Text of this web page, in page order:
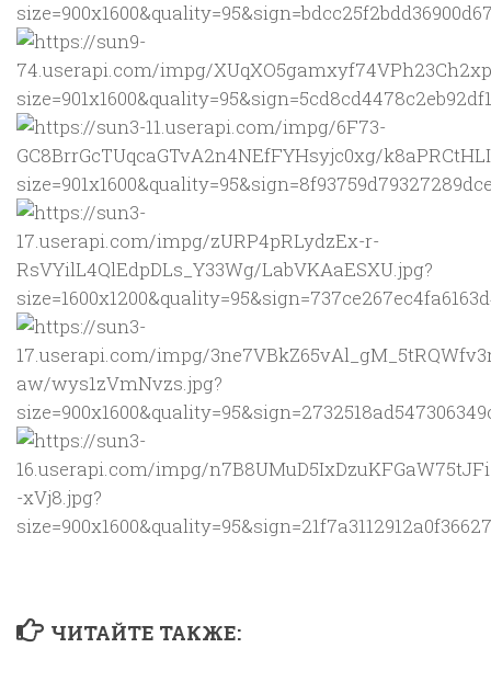
ЧИТАЙТЕ ТАКЖЕ: